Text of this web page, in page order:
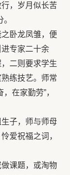
，岁月似长苦
卧龙凤雏，便
专家二十余
二则要求学生
练技艺。师常
在家勤劳”，
子，师与师母
爱祝福之词，
课题，或淘物